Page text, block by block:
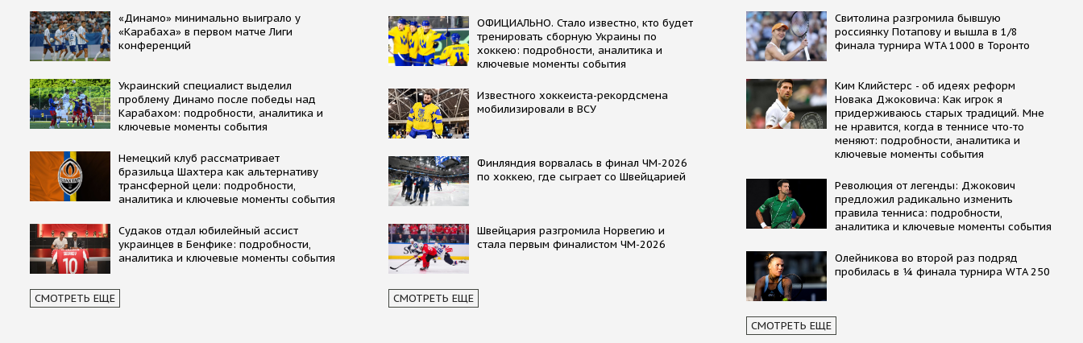
«Динамо» минимально выиграло у
«Карабаха» в первом матче Лиги
конференций
Украинский специалист выделил
проблему Динамо после победы над
Карабахом: подробности, аналитика и
ключевые моменты события
Немецкий клуб рассматривает
бразильца Шахтера как альтернативу
трансферной цели: подробности,
аналитика и ключевые моменты события
Судаков отдал юбилейный ассист
украинцев в Бенфике: подробности,
аналитика и ключевые моменты события
СМОТРЕТЬ ЕЩЕ
ОФИЦИАЛЬНО. Стало известно, кто будет
тренировать сборную Украины по
хоккею: подробности, аналитика и
ключевые моменты события
Известного хоккеиста-рекордсмена
мобилизировали в ВСУ
Финляндия ворвалась в финал ЧМ-2026
по хоккею, где сыграет со Швейцарией
Швейцария разгромила Норвегию и
стала первым финалистом ЧМ-2026
СМОТРЕТЬ ЕЩЕ
Свитолина разгромила бывшую
россиянку Потапову и вышла в 1/8
финала турнира WTA 1000 в Торонто
Kим Kлийстерс - об идеях реформ
Новака Джоковича: Kак игрок я
придерживаюсь старых традиций. Мне
не нравится, когда в теннисе что-то
меняют: подробности, аналитика и
ключевые моменты события
Революция от легенды: Джокович
предложил радикально изменить
правила тенниса: подробности,
аналитика и ключевые моменты события
Олейникова во второй раз подряд
пробилась в ¼ финала турнира WTA 250
СМОТРЕТЬ ЕЩЕ